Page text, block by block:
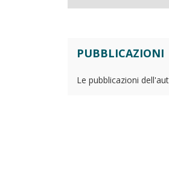
PUBBLICAZIONI
Le pubblicazioni